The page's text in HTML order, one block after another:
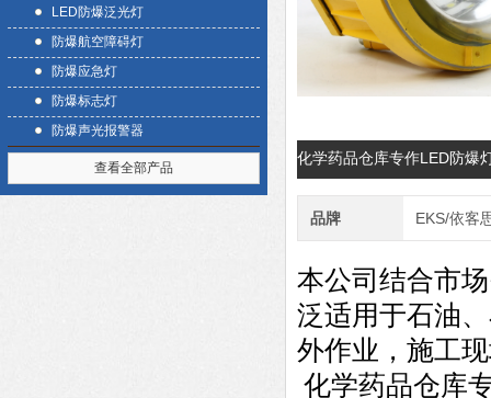
LED防爆泛光灯
防爆航空障碍灯
防爆应急灯
防爆标志灯
防爆声光报警器
查看全部产品
化学药品仓库专作LED防爆
品牌 EKS/依客
本公司结合市
泛适用于石油
外作业，施工
化学药品仓库